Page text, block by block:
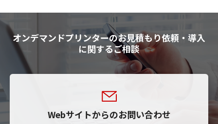
オンデマンドプリンターのお見積もり依頼・導入
に関するご相談
Webサイトからのお問い合わせ